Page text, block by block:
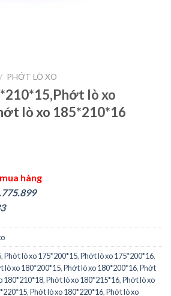
/ PHỚT LÒ XO
lò xo
lò xo 185*210*16
hàng
,Phớt lò xo 175*200*15,Phớt lò xo 175*200*16,
lò xo 180*200*15,Phớt lò xo 180*200*16,Phớt
180*210*18,Phớt lò xo 180*215*16,Phớt lò xo
,Phớt lò xo 180*220*16,Phớt lò xo